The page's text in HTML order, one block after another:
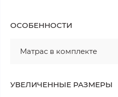
ОСОБЕННОСТИ
Матрас в комплекте
УВЕЛИЧЕННЫЕ РАЗМЕРЫ